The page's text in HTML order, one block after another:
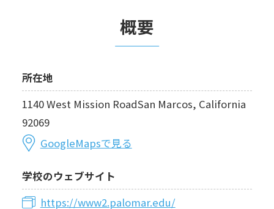
概要
所在地
1140 West Mission RoadSan Marcos, California
92069
GoogleMapsで見る
学校のウェブサイト
https://www2.palomar.edu/